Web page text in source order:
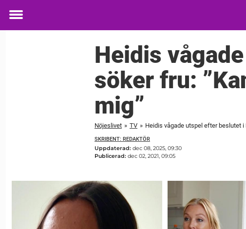
Toggle
Heidis
söker fru:
mig”
Nöjeslivet » TV » Heidis vågade utspel efter beslutet
SKRIBENT: REDAKTÖR
Uppdaterad: dec 08, 2025, 09:30
Publicerad: dec 02, 2021, 09:05